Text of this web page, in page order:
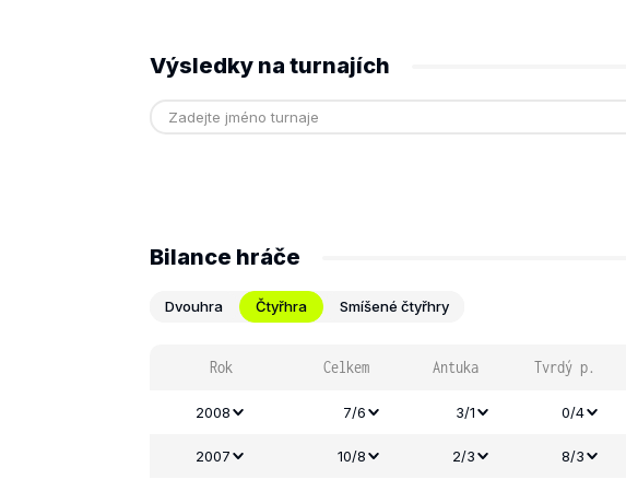
Výsledky na turnajích
Bilance hráče
Dvouhra Čtyřhra Smíšené čtyřhry
Rok Celkem Antuka Tvrdý p.
2008 7/6 3/1 0/4
2007 10/8 2/3 8/3